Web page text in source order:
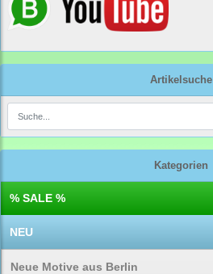
Artikelsuche
Kategorien
% SALE %
NEU
Neue Motive aus Berlin